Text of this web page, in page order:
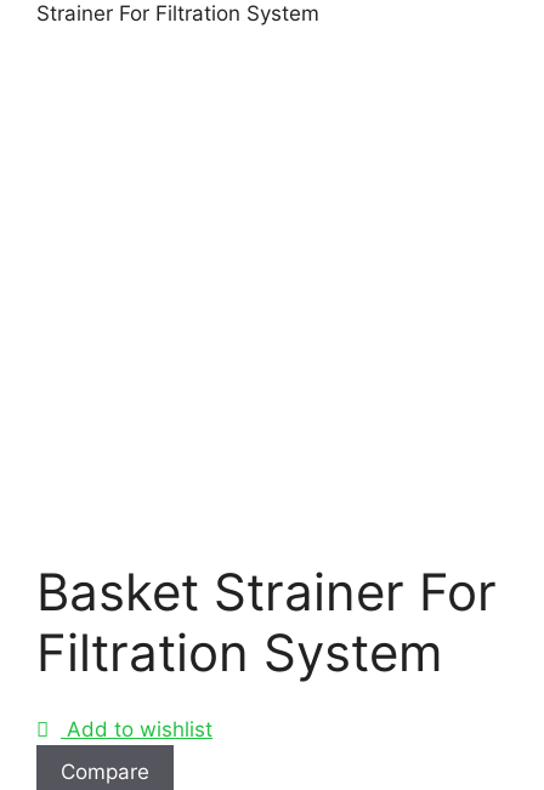
Strainer For Filtration System
Basket Strainer For
Filtration System
Add to wishlist
Compare